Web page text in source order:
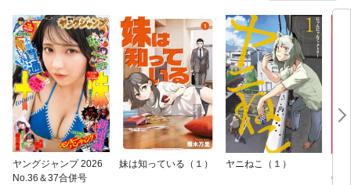
ヤングジャンプ 2026
No.36＆37合併号
妹は知っている（１） ヤニねこ（１）
6・